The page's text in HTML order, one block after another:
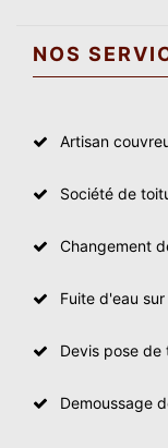
NOS
Artisan
Société de
Changement
Fuite d'eau
Devis pose de
Demoussage